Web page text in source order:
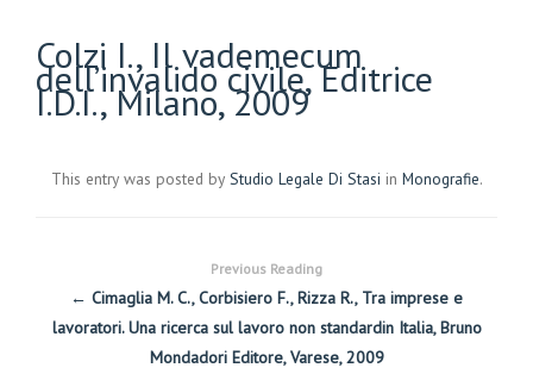
Colzi I., Il vademecum
dell’invalido civile, Editrice
I.D.I., Milano, 2009
This entry was posted by Studio Legale Di Stasi in Monografie.
Previous Reading
← Cimaglia M. C., Corbisiero F., Rizza R., Tra imprese e
lavoratori. Una ricerca sul lavoro non standardin Italia, Bruno
Mondadori Editore, Varese, 2009